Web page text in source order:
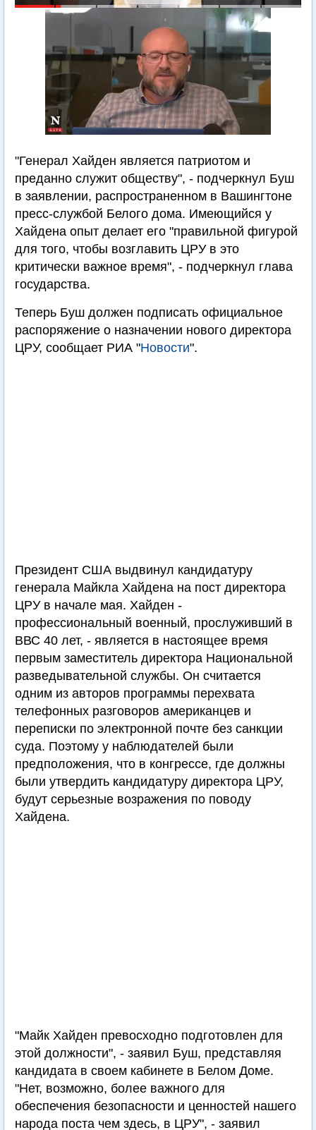
"Генерал Хaйден является патриотом и
преданно служит обществу", - подчеркнул Буш
в заявлении, распространенном в Вашингтоне
пресс-службой Белого дома. Имеющийся у
Хaйдена опыт делает его "правильной фигурой
для того, чтобы возглавить ЦРУ в это
критически важное время", - подчеркнул глава
государства.
Теперь Буш должен подписать официальное
распоряжение о назначении нового директора
ЦРУ, сообщает РИА "Новости".
Президент США выдвинул кандидатуру
генерала Майкла Хaйдена на пост директора
ЦРУ в начале мая. Хaйден -
профессиональный военный, прослуживший в
ВВС 40 лет, - является в настоящее время
первым заместитель директора Национальной
разведывательной службы. Он считается
одним из авторов программы перехвата
телефонных разговоров американцев и
переписки по электронной почте без санкции
суда. Поэтому у наблюдателей были
предположения, что в конгрессе, где должны
были утвердить кандидатуру директора ЦРУ,
будут серьезные возражения по поводу
Хaйдена.
"Майк Хaйден превосходно подготовлен для
этой должности", - заявил Буш, представляя
кандидата в своем кабинете в Белом Доме.
"Нет, возможно, более важного для
обеспечения безопасности и ценностей нашего
народа поста чем здесь, в ЦРУ", - заявил